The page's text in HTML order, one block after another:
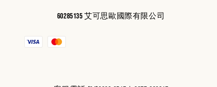
60285135 艾可思歐國際有限公司